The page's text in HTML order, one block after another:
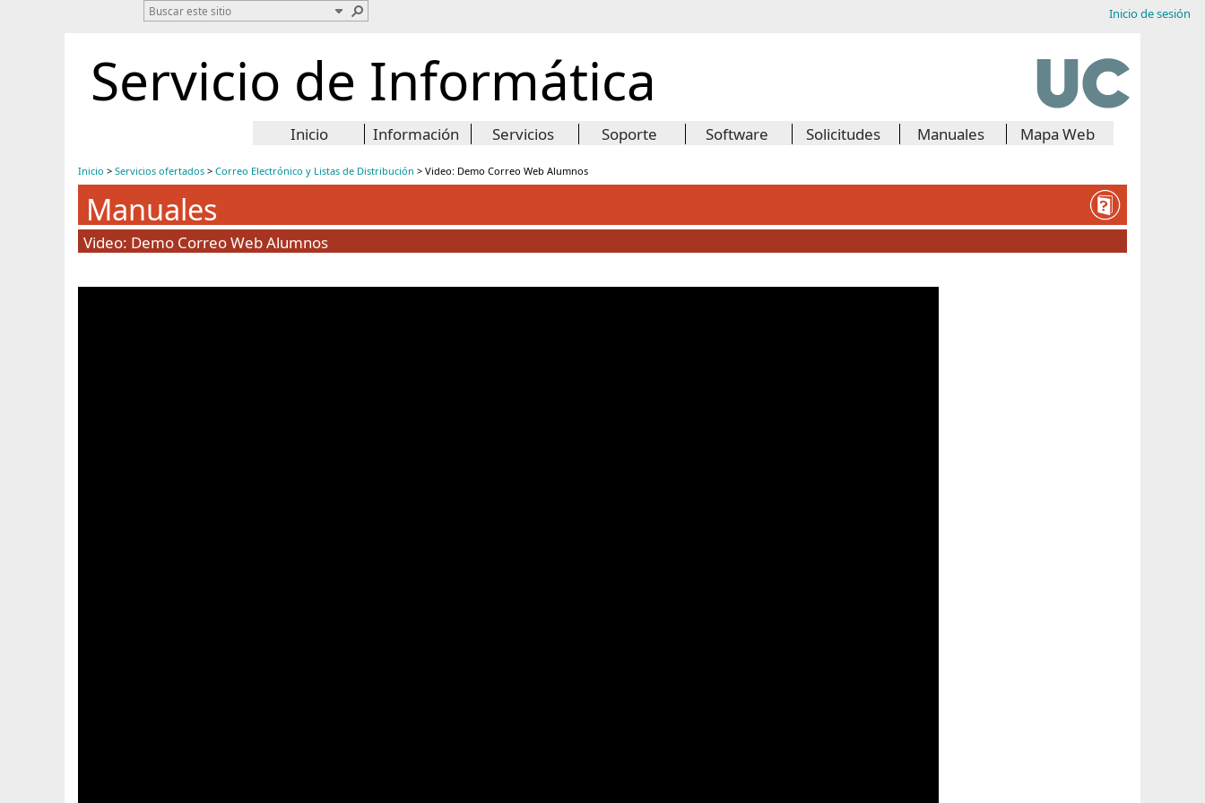
Inicio de sesión
Servicio de Informática
Inicio Información Servicios Soporte Software Solicitudes Manuales Mapa Web
Inicio > Servicios ofertados > Correo Electrónico y Listas de Distribución > Video: Demo Correo Web Alumnos
Manuales
Video: Demo Correo Web Alumnos